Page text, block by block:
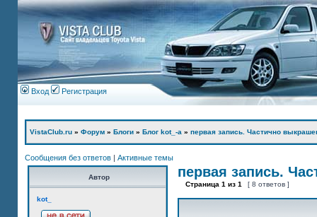
Вход Регистрация
VistaClub.ru » Форум » Блоги » Блог kot_-а » первая запись. Частично
Сообщения без ответов | Активные темы
Автор
kot_
первая запись.
Страница 1 из 1 [ 8 ответов ]